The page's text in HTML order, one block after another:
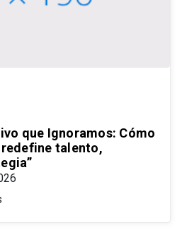
que Ignoramos: Cómo
talento,